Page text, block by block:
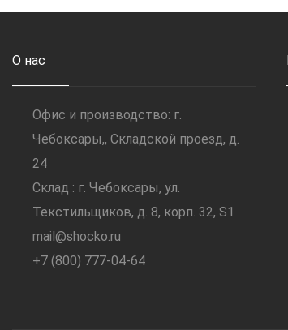
О нас
Офис и производство: г.
Чебоксары,, Складской проезд, д.
24
Склад : г. Чебоксары, ул.
Текстильщиков, д. 8, корп. 32, S1
mail@shocko.ru
+7 (800) 777-04-64